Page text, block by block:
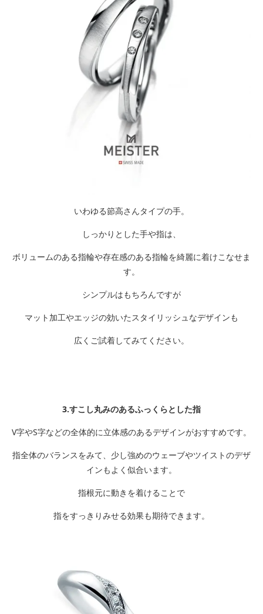
いわゆる節高さんタイプの手。
しっかりとした手や指は、
ボリュームのある指輪や存在感のある指輪を綺麗に着けこなせま
す。
シンプルはもちろんですが
マット加工やエッジの効いたスタイリッシュなデザインも
広くご試着してみてください。
3.すこし丸みのあるふっくらとした指
V字やS字などの全体的に立体感のあるデザインがおすすめです。
指全体のバランスをみて、少し強めのウェーブやツイストのデザ
インもよく似合います。
指根元に動きを着けることで
指をすっきりみせる効果も期待できます。